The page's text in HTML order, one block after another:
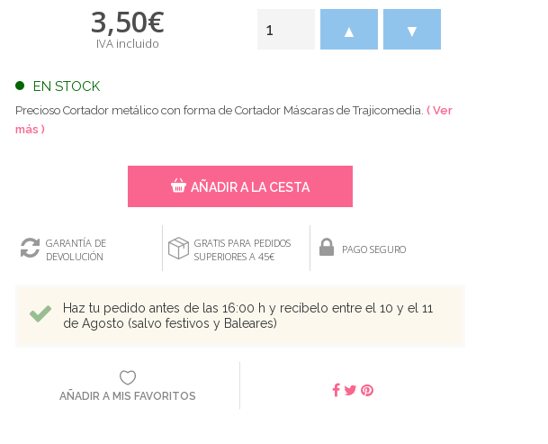
3,50€
IVA incluido
EN STOCK
▲ ▼
Precioso Cortador metálico con forma de Cortador Máscaras de Trajicomedia. ( Ver
más )
AÑADIR A LA CESTA
GARANTÍA DE
DEVOLUCIÓN
GRATIS PARA PEDIDOS
SUPERIORES A 45€
PAGO SEGURO
Haz tu pedido antes de las 16:00 h y recíbelo entre el 10 y el 11
de Agosto (salvo festivos y Baleares)
AÑADIR A MIS FAVORITOS